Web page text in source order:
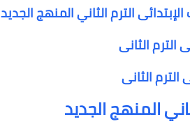
الترم الثاني المنهج الجديد
الثانى
الثانى
المنهج الجديد